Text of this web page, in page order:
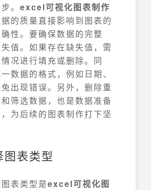
。 excel可视化图表制作
的质量直接影响到图表的
性。要确保数据的完整
值。如果存在缺失值，需
况进行填充或删除。同
数据的格式，例如日期、
出现错误。另外，删除重
筛选数据，也是数据准备
为后续的图表制作打下坚
表类型
表类型是excel可视化图